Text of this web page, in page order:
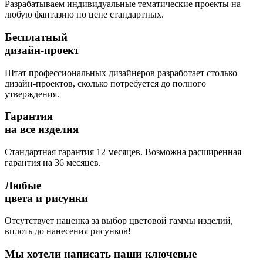
Разрабатываем индивидуальные тематические проекты на
любую фантазию по цене стандартных.
Бесплатный
дизайн-проект
Штат профессиональных дизайнеров разработает столько
дизайн-проектов, сколько потребуется до полного
утверждения.
Гарантия
на все изделия
Стандартная гарантия 12 месяцев. Возможна расширенная
гарантия на 36 месяцев.
Любые
цвета и рисунки
Отсутствует наценка за выбор цветовой гаммы изделий,
вплоть до нанесения рисунков!
Мы хотели написать наши ключевые